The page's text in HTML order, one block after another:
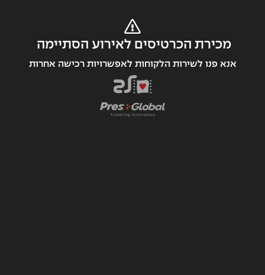
מכירת הכרטיסים לאירוע הסתיימה
אנא פנו לשירות הלקוחות לאפשרויות רכישה אחרות